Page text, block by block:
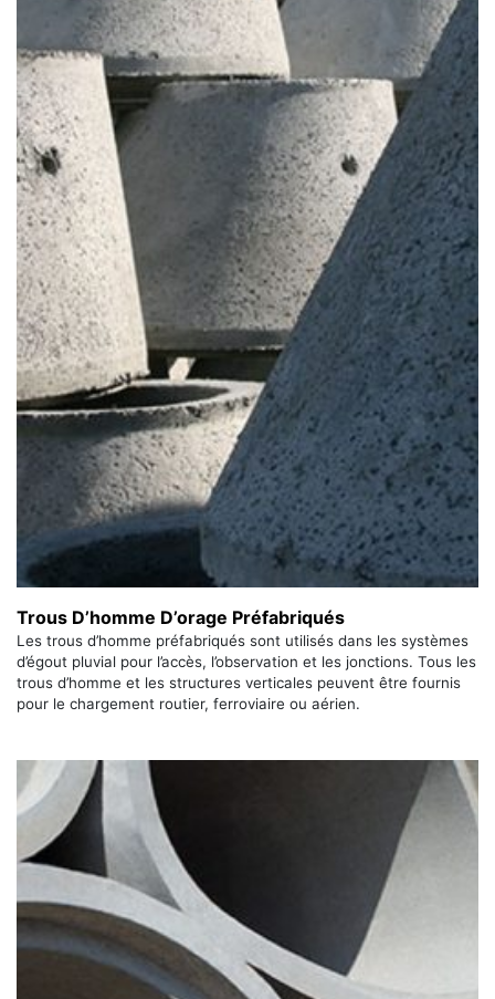
Trous D’homme D’orage Préfabriqués
Les trous d’homme préfabriqués sont utilisés dans les systèmes
d’égout pluvial pour l’accès, l’observation et les jonctions. Tous les
trous d’homme et les structures verticales peuvent être fournis
pour le chargement routier, ferroviaire ou aérien.